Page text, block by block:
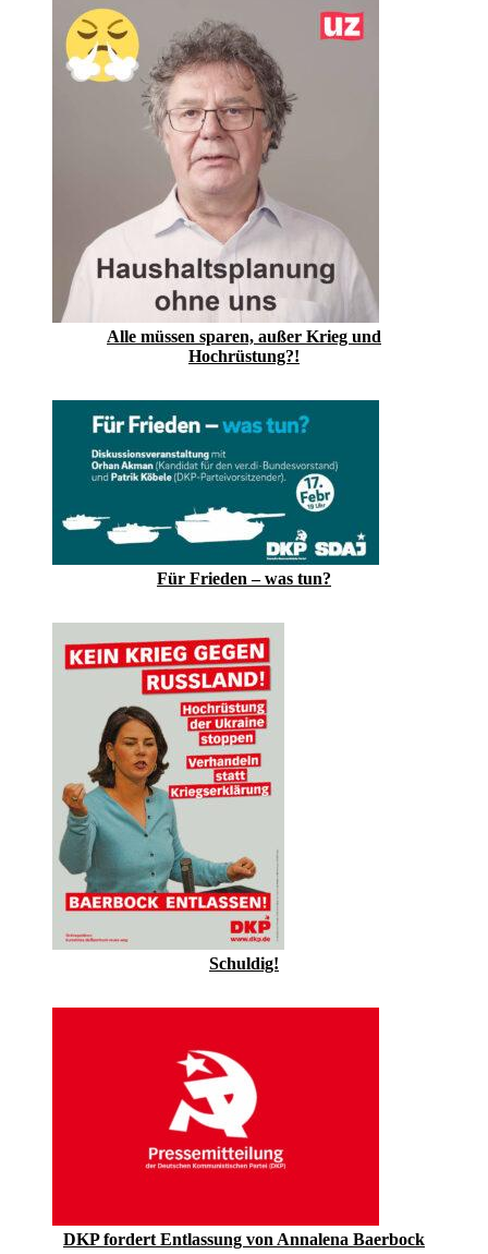
Alle müssen sparen, außer Krieg und
Hochrüstung?!
Für Frieden – was tun?
Schuldig!
DKP fordert Entlassung von Annalena Baerbock